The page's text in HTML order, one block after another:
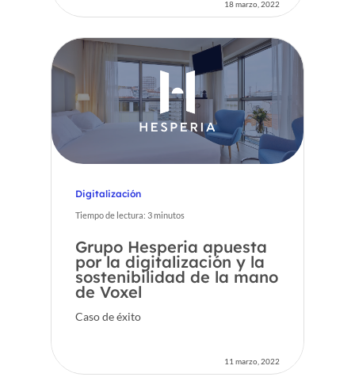
18 marzo, 2022
Digitalización
Tiempo de lectura: 3minutos
Grupo Hesperia apuesta
por la digitalización y la
sostenibilidad de la mano
de Voxel
Caso de éxito
11 marzo, 2022